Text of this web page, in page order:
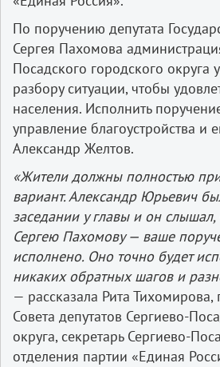
По поручению депутата
Сергея Пахомова
Посадского городского округа
разбору ситуации, чтобы
населения. Исполнить
управление благоустройства и
Александр Желтов.
«Жители должны полностью
вариант. Александр Юрьевич
заседании у главы и он слышал,
Сергею Пахомову — ваше
исполнено. Оно точно будет
никаких обратных шагов и
— рассказала Рита Тихомирова,
Совета депутатов Сергиево-
округа, секретарь Сергиево-
отделения партии «Единая